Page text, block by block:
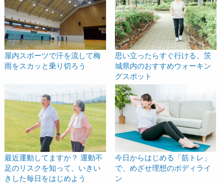
屋内スポーツで汗を流して梅
雨をスカッと乗り切ろう
思い立ったらすぐ行ける、茨
城県内のおすすめウォーキン
グスポット
最近運動してますか？ 運動不
足のリスクを知って、いきい
きした毎日をはじめよう
今日からはじめる「筋トレ」
で、めざせ理想のボディライ
ン